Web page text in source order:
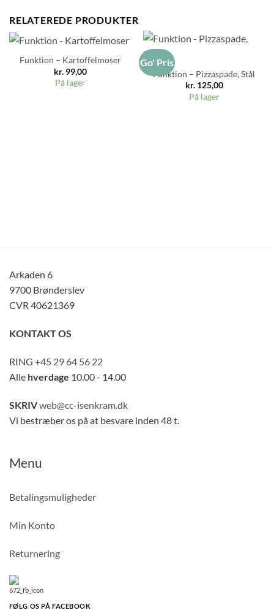
RELATEREDE PRODUKTER
Funktion – Kartoffelmoser
kr.99,00
På lager
Go' Pris
Funktion – Pizzaspade, Stål
kr.125,00
På lager
Arkaden 6
9700 Brønderslev
CVR 40621369
KONTAKT OS
RING +45 29 64 56 22
Alle hverdage 10.00 - 14.00
SKRIVweb@cc-isenkram.dk
Vi bestræber os på at besvare inden 48 t.
Menu
Betalingsmuligheder
Min Konto
Returnering
FØLG OS PÅ FACEBOOK